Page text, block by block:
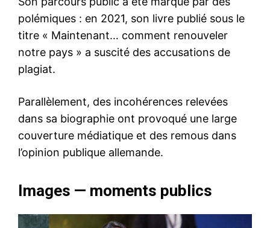
polémiques : en 2021, son livre publié sous le
titre « Maintenant… comment renouveler
notre pays » a suscité des accusations de
plagiat.
Parallèlement, des incohérences relevées
dans sa biographie ont provoqué une large
couverture médiatique et des remous dans
l’opinion publique allemande.
Images — moments publics